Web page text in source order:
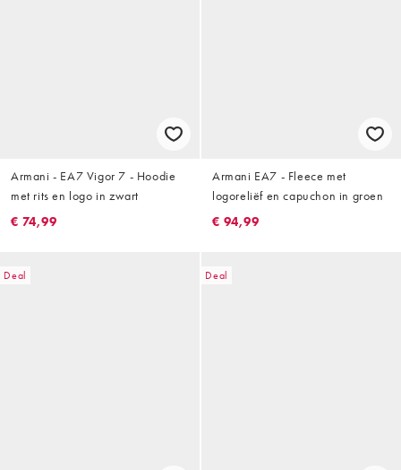
Armani - EA7 Vigor 7 - Hoodie
met rits en logo in zwart
€ 74,99
Armani EA7 - Fleece met
logoreliëf en capuchon in groen
€ 94,99
Deal Deal